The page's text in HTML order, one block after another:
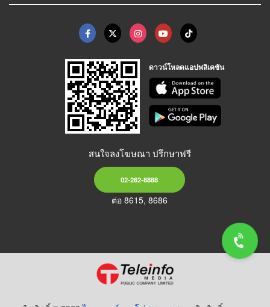
ดาวน์โหลดแอปพลิเคชัน
สนใจลงโฆษณา ปรึกษาฟรี
02-262-8888
ต่อ 8615, 8686